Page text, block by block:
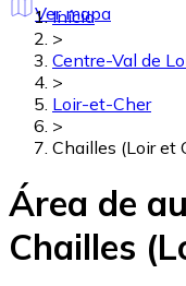
Ver mapa
Início
>
Centre-Val de
>
Loir-et-Cher
>
Chailles (Loir et
Área de
Chailles